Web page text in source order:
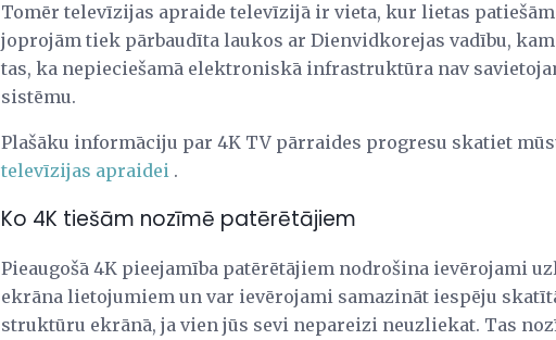
Tomēr televīzijas apraide televīzijā ir vieta, kur lietas
joprojām tiek pārbaudīta laukos ar Dienvidkorejas vadību,
tas, ka nepieciešamā elektroniskā infrastruktūra nav
sistēmu.
Plašāku informāciju par 4K TV pārraides progresu skatiet
televīzijas apraidei .
Ko 4K tiešām nozīmē patērētājiem
Pieaugošā 4K pieejamība patērētājiem nodrošina ievērojami
ekrāna lietojumiem un var ievērojami samazināt iespēju
struktūru ekrānā, ja vien jūs sevi nepareizi neuzliekat. Tas